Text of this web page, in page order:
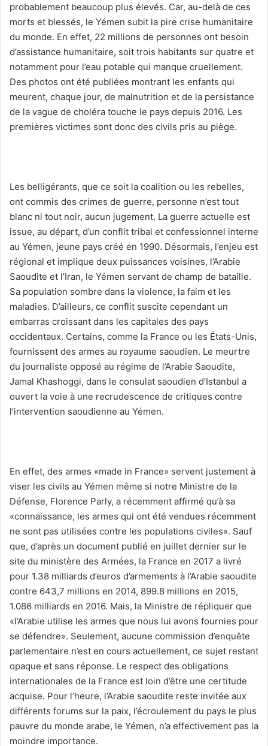
probablement beaucoup plus élevés. Car, au-delà de ces
morts et blessés, le Yémen subit la pire crise humanitaire
du monde. En effet, 22 millions de personnes ont besoin
d’assistance humanitaire, soit trois habitants sur quatre et
notamment pour l’eau potable qui manque cruellement.
Des photos ont été publiées montrant les enfants qui
meurent, chaque jour, de malnutrition et de la persistance
de la vague de choléra touche le pays depuis 2016. Les
premières victimes sont donc des civils pris au piège.
Les belligérants, que ce soit la coalition ou les rebelles,
ont commis des crimes de guerre, personne n’est tout
blanc ni tout noir, aucun jugement. La guerre actuelle est
issue, au départ, d’un conflit tribal et confessionnel interne
au Yémen, jeune pays créé en 1990. Désormais, l’enjeu est
régional et implique deux puissances voisines, l’Arabie
Saoudite et l’Iran, le Yémen servant de champ de bataille.
Sa population sombre dans la violence, la faim et les
maladies. D’ailleurs, ce conflit suscite cependant un
embarras croissant dans les capitales des pays
occidentaux. Certains, comme la France ou les États-Unis,
fournissent des armes au royaume saoudien. Le meurtre
du journaliste opposé au régime de l’Arabie Saoudite,
Jamal Khashoggi, dans le consulat saoudien d’Istanbul a
ouvert la voie à une recrudescence de critiques contre
l’intervention saoudienne au Yémen.
En effet, des armes «made in France» servent justement à
viser les civils au Yémen même si notre Ministre de la
Défense, Florence Parly, a récemment affirmé qu’à sa
«connaissance, les armes qui ont été vendues récemment
ne sont pas utilisées contre les populations civiles». Sauf
que, d’après un document publié en juillet dernier sur le
site du ministère des Armées, la France en 2017 a livré
pour 1.38 milliards d’euros d’armements à l’Arabie saoudite
contre 643,7 millions en 2014, 899.8 millions en 2015,
1.086 milliards en 2016. Mais, la Ministre de répliquer que
«l’Arabie utilise les armes que nous lui avons fournies pour
se défendre». Seulement, aucune commission d’enquête
parlementaire n’est en cours actuellement, ce sujet restant
opaque et sans réponse. Le respect des obligations
internationales de la France est loin d’être une certitude
acquise. Pour l’heure, l’Arabie saoudite reste invitée aux
différents forums sur la paix, l’écroulement du pays le plus
pauvre du monde arabe, le Yémen, n’a effectivement pas la
moindre importance.